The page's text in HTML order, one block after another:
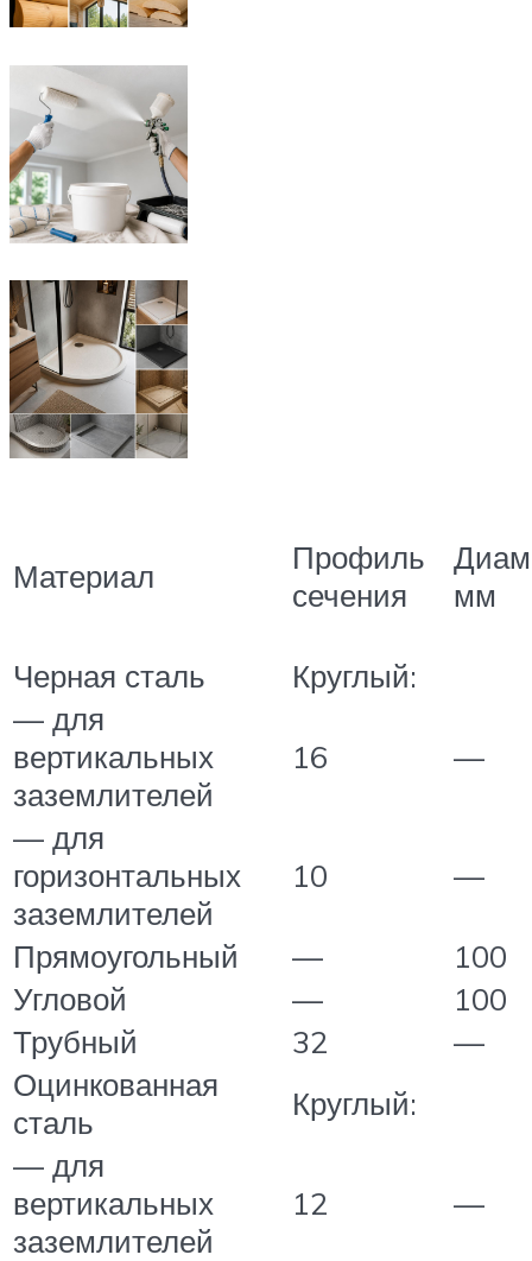
Материал
Профиль
сечения
мм
Черная сталь
Круглый:
— для
вертикальных
заземлителей
16 —
— для
горизонтальных
заземлителей
10 —
Прямоугольный —
100
Угловой
—
100
Трубный
32
—
Оцинкованная
сталь
Круглый:
— для
вертикальных
заземлителей
12 —